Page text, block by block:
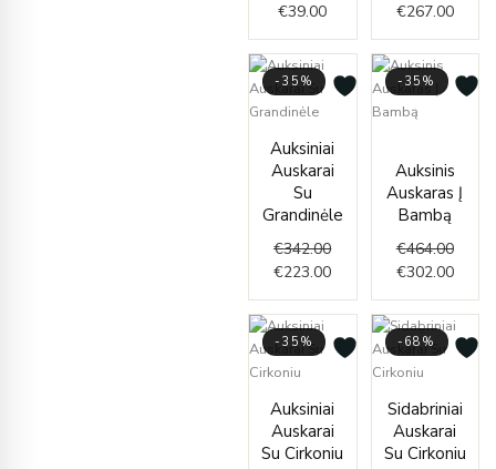
€39.00 €267.00
-35%
Auksiniai
Auskarai
Su
Grandinėle
€342.00
price
was:
€342.00.
€223.00
price
is:
€223.00.
-35%
Auksinis
Auskaras Į
Bambą
€464.00
was:
€302.00
is:
-35%
Auksiniai
Auskarai
Su Cirkoniu
price
was:
price
is:
-68%
Sidabriniai
Auskarai
Su Cirkoniu
price
was:
price
is: